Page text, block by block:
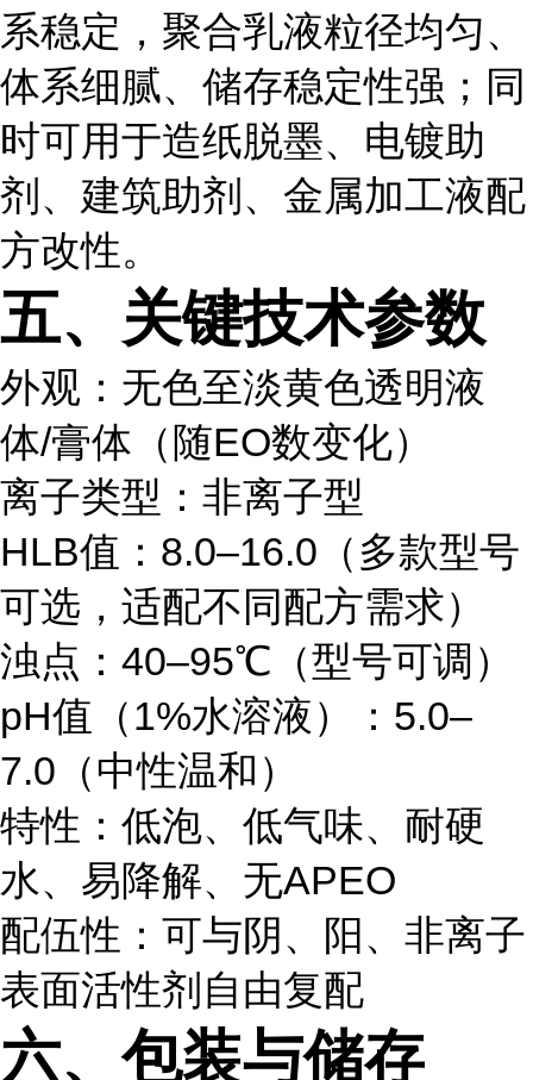
系稳定，聚合乳液粒径均匀、
体系细腻、储存稳定性强；同
时可用于造纸脱墨、电镀助
剂、建筑助剂、金属加工液配
方改性。
五、关键技术参数
外观：无色至淡黄色透明液
体/膏体（随EO数变化）
离子类型：非离子型
HLB值：8.0–16.0（多款型号
可选，适配不同配方需求）
浊点：40–95℃（型号可调）
pH值（1%水溶液）：5.0–
7.0（中性温和）
特性：低泡、低气味、耐硬
水、易降解、无APEO
配伍性：可与阴、阳、非离子
表面活性剂自由复配
六、包装与储存